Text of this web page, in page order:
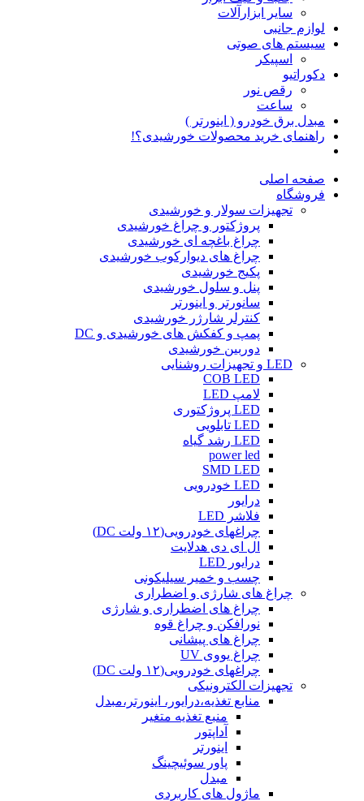
سایر ابزارآلات
لوازم جانبی
سیستم های صوتی
اسپیکر
دکوراتیو
رقص نور
ساعت
مبدل برق خودرو ( اینورتر )
راهنمای خرید محصولات خورشیدی؟!
صفحه اصلی
فروشگاه
تجهیزات سولار و خورشیدی
پروژکتور و چراغ خورشیدی
چراغ باغچه ای خورشیدی
چراغ های دیوارکوب خورشیدی
پکیج خورشیدی
پنل و سلول خورشیدی
سانورتر و اینورتر
کنترلر شارژر خورشیدی
پمپ و کفکش های خورشیدی و DC
دوربین خورشیدی
LED و تجهیزات روشنایی
COB LED
لامپ LED
LED پروژکتوری
LED تابلویی
LED رشد گیاه
power led
SMD LED
LED خودرویی
درایور
فلاشر LED
چراغهای خودرویی(۱۲ ولت DC)
ال ای دی هدلایت
درایور LED
چسب و خمیر سیلیکونی
چراغ های شارژی و اضطراری
چراغ های اضطراری و شارژی
نورافکن و چراغ قوه
چراغ های پیشانی
چراغ یووی UV
چراغهای خودرویی(۱۲ ولت DC)
تجهیزات الکترونیکی
منابع تغذیه،درایور، اینورتر،مبدل
منبع تغذیه متغیر
آداپتور
اینورتر
پاور سوئیچینگ
مبدل
ماژول های کاربردی